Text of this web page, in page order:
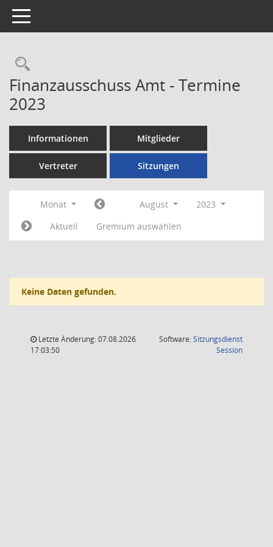
Toggle navigation
Rechercheauswahl
Finanzausschuss Amt - Termine
2023
Informationen Mitglieder
Vertreter Sitzungen
Monat August
2023
Aktuell
Gremium auswählen
Keine Daten gefunden.
Letzte Änderung: 07.08.2026
17:03:50
Software:Sitzungsdienst
Session(Wird in